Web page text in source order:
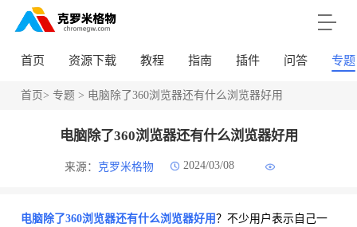
首页 资源下载 教程 指南 插件 问答 专题
首页> 专题> 电脑除了360浏览器还有什么浏览器好用
电脑除了360浏览器还有什么浏览器好用
来源： 克罗米格物 2024/03/08
电脑除了360浏览器还有什么浏览器好用？不少用户表示自己一